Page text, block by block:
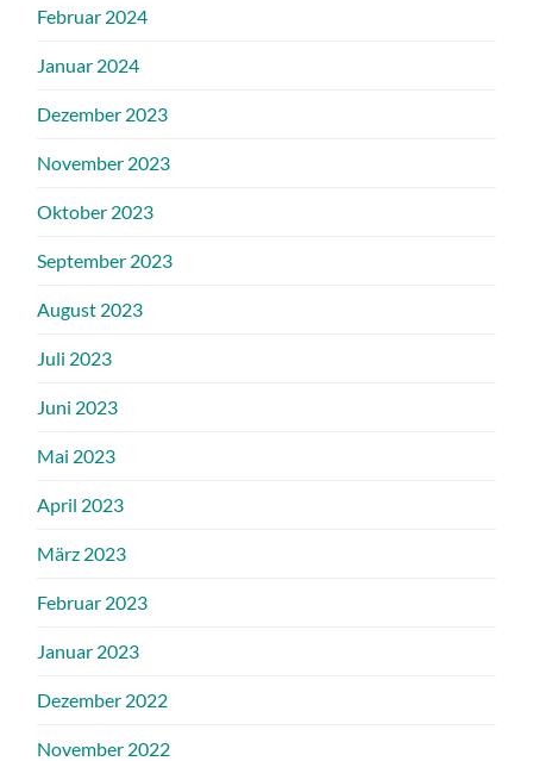
Februar 2024
Januar 2024
Dezember 2023
November 2023
Oktober 2023
September 2023
August 2023
Juli 2023
Juni 2023
Mai 2023
April 2023
März 2023
Februar 2023
Januar 2023
Dezember 2022
November 2022